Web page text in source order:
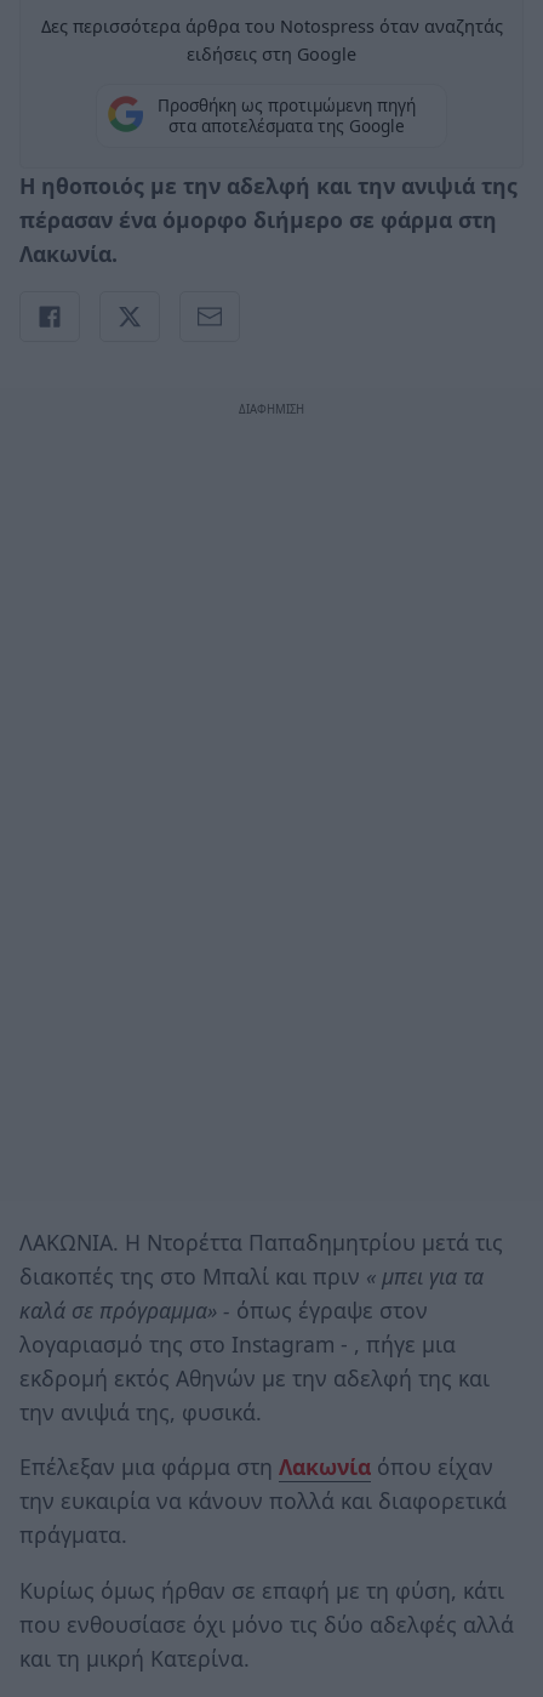
Δες περισσότερα άρθρα του Notospress όταν αναζητάς
ειδήσεις στη Google
Προσθήκη ως προτιμώμενη πηγή
στα αποτελέσματα της Google
Η ηθοποιός με την αδελφή και την ανιψιά της
πέρασαν ένα όμορφο διήμερο σε φάρμα στη
Λακωνία.
ΛΑΚΩΝΙΑ. H Ντορέττα Παπαδημητρίου μετά τις
διακοπές της στο Μπαλί και πριν « μπει για τα
καλά σε πρόγραμμα» - όπως έγραψε στον
λογαριασμό της στο Instagram - , πήγε μια
εκδρομή εκτός Αθηνών με την αδελφή της και
την ανιψιά της, φυσικά.
Επέλεξαν μια φάρμα στη Λακωνία όπου είχαν
την ευκαιρία να κάνουν πολλά και διαφορετικά
πράγματα.
Κυρίως όμως ήρθαν σε επαφή με τη φύση, κάτι
που ενθουσίασε όχι μόνο τις δύο αδελφές αλλά
και τη μικρή Κατερίνα.